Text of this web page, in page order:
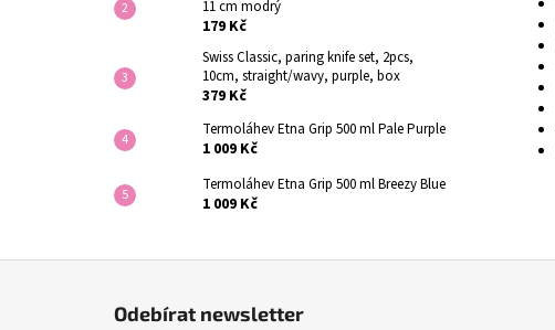
11 cm modrý
179 Kč
Swiss Classic, paring knife set, 2pcs,
10cm, straight/wavy, purple, box
379 Kč
Termoláhev Etna Grip 500 ml Pale Purple
1 009 Kč
Termoláhev Etna Grip 500 ml Breezy Blue
1 009 Kč
Odebírat newsletter